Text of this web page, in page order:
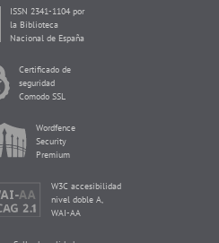
ISSN 2341-1104 por
la Biblioteca
Nacional de España
Certificado de
seguridad
Comodo SSL
Wordfence
Security
Premium
W3C accesibilidad
nivel doble A,
WAI-AA